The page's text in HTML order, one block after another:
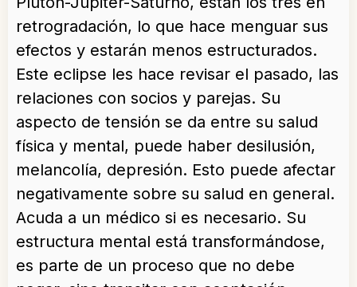
retrogradación, lo que hace menguar sus
efectos y estarán menos estructurados.
Este eclipse les hace revisar el pasado, las
relaciones con socios y parejas. Su
aspecto de tensión se da entre su salud
física y mental, puede haber desilusión,
melancolía, depresión. Esto puede afectar
negativamente sobre su salud en general.
Acuda a un médico si es necesario. Su
estructura mental está transformándose,
es parte de un proceso que no debe